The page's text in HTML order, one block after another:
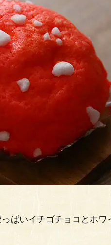
ぱいイチゴチョコとホワ